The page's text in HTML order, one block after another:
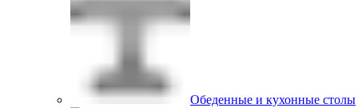
Обеденные и кухонные столы